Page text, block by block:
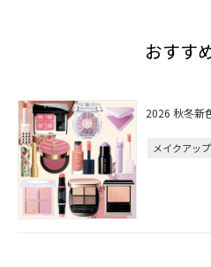
おすす
2026 秋冬新
メイクアップ